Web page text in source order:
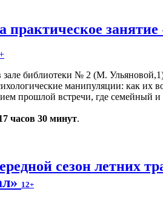
практическое
зале библиотеки № 2 (М. Ульяновой,1)
манипуляции: как их
прошлой встречи, где семейный
часов 30 минут.
сезон летних
12+